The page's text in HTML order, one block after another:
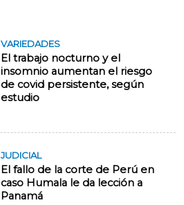
VARIEDADES
El trabajo nocturno y el
insomnio aumentan el riesgo
de covid persistente, según
estudio
JUDICIAL
El fallo de la corte de Perú en
caso Humala le da lección a
Panamá